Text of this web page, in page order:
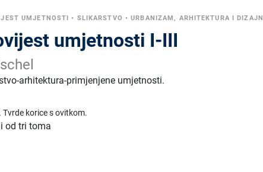
UMJETNOSTI • SLIKARSTVO •URBANIZAM, ARHITEKTURA I DIZAJN
umjetnosti I-III
arhitektura-primjenjene umjetnosti.
Tvrde korice s ovitkom.
od tri toma